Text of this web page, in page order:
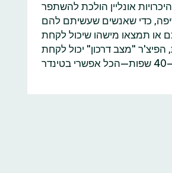
אונליין הולכת להשתפר
כדי שאנשים שעשיתם להם
או תמצאו מישהו שיכול לקחת
"מצב דרכון" יכול לקחת